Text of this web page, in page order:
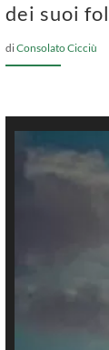
dei suoi
diConsolato Cicciù